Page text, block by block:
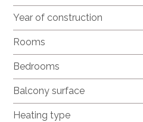
Year of construction
Rooms
Bedrooms
Balcony surface
Heating type